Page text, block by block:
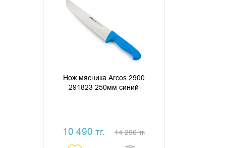
Нож мясника Arcos 2900
291823 250мм синий
10 490 тг. 14 290 тг.
ДОБАВИТЬ В КОРЗИНУ
КУПИТЬ В 1 КЛИК